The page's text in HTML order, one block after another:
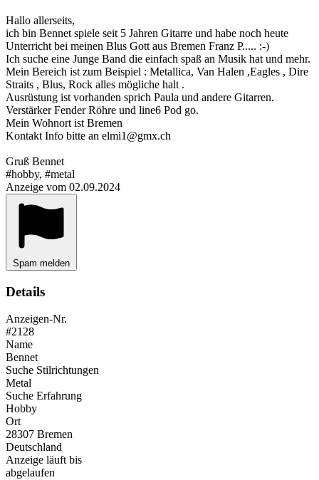
Hallo allerseits,
ich bin Bennet spiele seit 5 Jahren Gitarre und habe noch heute
Unterricht bei meinen Blus Gott aus Bremen Franz P..... :-)
Ich suche eine Junge Band die einfach spaß an Musik hat und mehr.
Mein Bereich ist zum Beispiel : Metallica, Van Halen ,Eagles , Dire
Straits , Blus, Rock alles mögliche halt .
Ausrüstung ist vorhanden sprich Paula und andere Gitarren.
Verstärker Fender Röhre und line6 Pod go.
Mein Wohnort ist Bremen
Kontakt Info bitte an elmi1@gmx.ch
Gruß Bennet
#hobby, #metal
Anzeige vom 02.09.2024
Spam melden
Details
Anzeigen-Nr.
#2128
Name
Bennet
Suche Stilrichtungen
Metal
Suche Erfahrung
Hobby
Ort
28307 Bremen
Deutschland
Anzeige läuft bis
abgelaufen